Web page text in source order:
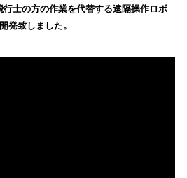
士の方の作業を代替する遠隔操作ロボ
発致しました。